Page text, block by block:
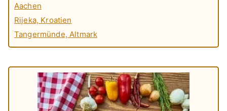
Aachen
Rijeka, Kroatien
Tangermünde, Altmark